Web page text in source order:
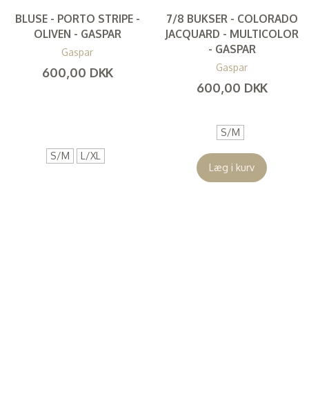
BLUSE - PORTO STRIPE -
OLIVEN - GASPAR
Gaspar
600,00 DKK
S/M L/XL
7/8 BUKSER - COLORADO
JACQUARD - MULTICOLOR
- GASPAR
Gaspar
600,00 DKK
S/M
Læg i kurv